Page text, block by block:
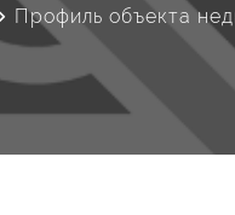
Профиль объекта